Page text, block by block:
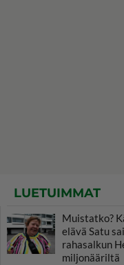
LUETUIMMAT
Muistatko?
elävä Satu
rahasalkun
miljonääriltä